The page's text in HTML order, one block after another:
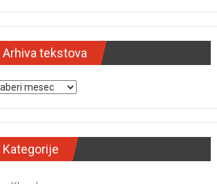
Arhiva tekstova
tekstova
Kategorije